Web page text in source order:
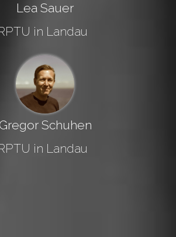
Lea Sauer
in Landau
Gregor Schuhen
in Landau